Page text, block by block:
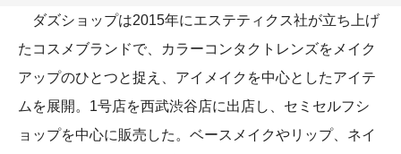
ダズショップは2015年にエステティクス社が立ち上げ
たコスメブランドで、カラーコンタクトレンズをメイク
アップのひとつと捉え、アイメイクを中心としたアイテ
ムを展開。1号店を西武渋谷店に出店し、セミセルフシ
ョップを中心に販売した。ベースメイクやリップ、ネイ